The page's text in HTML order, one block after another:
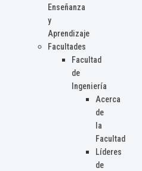
Enseñanza
y
Aprendizaje
Facultades
Facultad
de
Ingeniería
Acerca
de
la
Facultad
Líderes
de